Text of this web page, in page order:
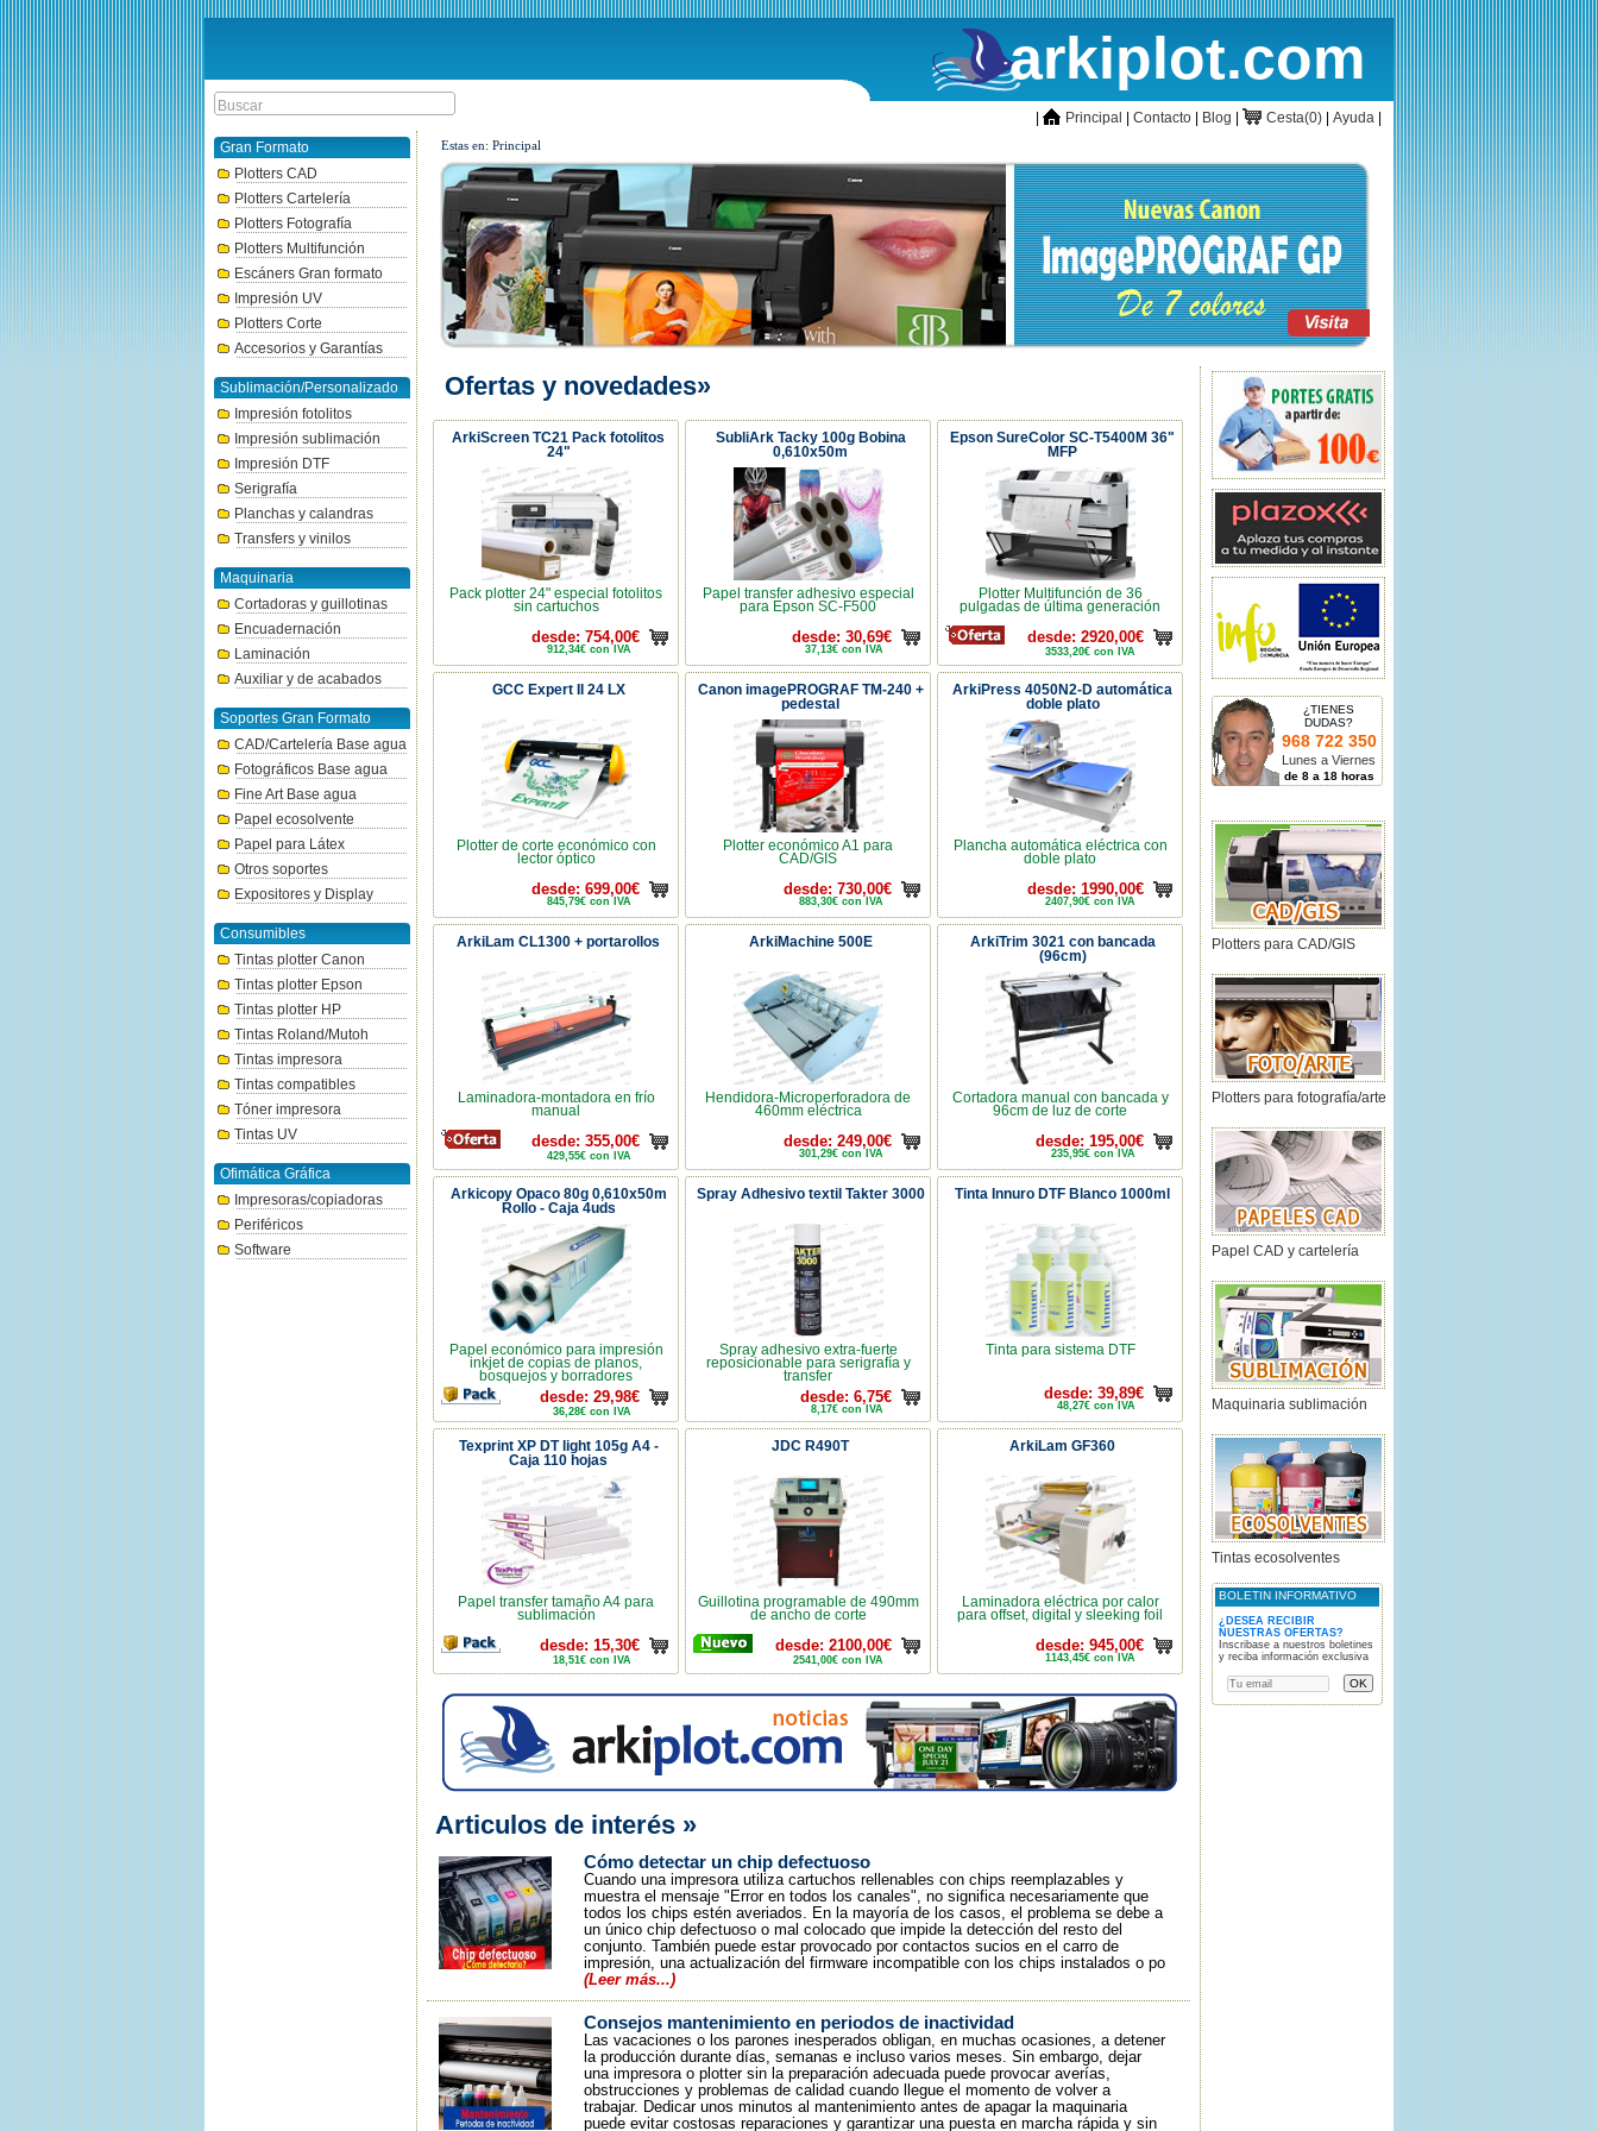
arkiplot.com
inicioPrincipal Contacto Blog CestaCesta(0) Ayuda
Gran Formato
Plotters CAD
Plotters Cartelería
Plotters Fotografía
Plotters Multifunción
Escáners Gran formato
Impresión UV
Plotters Corte
Accesorios y Garantías
Sublimación/Personalizado
Impresión fotolitos
Impresión sublimación
Impresión DTF
Serigrafía
Planchas y calandras
Transfers y vinilos
Maquinaria
Cortadoras y guillotinas
Encuadernación
Laminación
Auxiliar y de acabados
Soportes Gran Formato
CAD/Cartelería Base agua
Fotográficos Base agua
Fine Art Base agua
Papel ecosolvente
Papel para Látex
Otros soportes
Expositores y Display
Consumibles
Tintas plotter Canon
Tintas plotter Epson
Tintas plotter HP
Tintas Roland/Mutoh
Tintas impresora
Tintas compatibles
Tóner impresora
Tintas UV
Ofimática Gráfica
Impresoras/copiadoras
Periféricos
Software
Estas en: Principal
Ofertas y novedades»
ArkiScreen TC21 Pack fotolitos
24"
Pack plotter 24" especial fotolitos
sin cartuchos
desde: 754,00€
912,34€ con IVA
SubliArk Tacky 100g Bobina
0,610x50m
Papel transfer adhesivo especial
para Epson SC-F500
desde: 30,69€
37,13€ con IVA
Epson SureColor SC-T5400M 36"
MFP
Plotter Multifunción de 36
pulgadas de última generación
desde: 2920,00€
3533,20€ con IVA
GCC Expert II 24 LX
Plotter de corte económico con
lector óptico
desde: 699,00€
845,79€ con IVA
Canon imagePROGRAF TM-240 +
pedestal
Plotter económico A1 para
CAD/GIS
desde: 730,00€
883,30€ con IVA
ArkiPress 4050N2-D automática
doble plato
Plancha automática eléctrica con
doble plato
desde: 1990,00€
2407,90€ con IVA
ArkiLam CL1300 + portarollos
Laminadora-montadora en frío
manual
desde: 355,00€
429,55€ con IVA
ArkiMachine 500E
Hendidora-Microperforadora de
460mm eléctrica
desde: 249,00€
301,29€ con IVA
ArkiTrim 3021 con bancada
(96cm)
Cortadora manual con bancada y
96cm de luz de corte
desde: 195,00€
235,95€ con IVA
Arkicopy Opaco 80g 0,610x50m
Rollo - Caja 4uds
Papel económico para impresión
inkjet de copias de planos,
bosquejos y borradores
desde: 29,98€
36,28€ con IVA
Spray Adhesivo textil Takter 3000
Spray adhesivo extra-fuerte
reposicionable para serigrafía y
transfer
desde: 6,75€
8,17€ con IVA
Tinta Innuro DTF Blanco 1000ml
Tinta para sistema DTF
desde: 39,89€
48,27€ con IVA
Texprint XP DT light 105g A4 -
Caja 110 hojas
Papel transfer tamaño A4 para
sublimación
desde: 15,30€
18,51€ con IVA
JDC R490T
Guillotina programable de 490mm
de ancho de corte
desde: 2100,00€
2541,00€ con IVA
ArkiLam GF360
Laminadora eléctrica por calor
para offset, digital y sleeking foil
desde: 945,00€
1143,45€ con IVA
Articulos de interés »
Cómo detectar un chip defectuoso
Cuando una impresora utiliza cartuchos rellenables con chips reemplazables y
muestra el mensaje "Error en todos los canales", no significa necesariamente que
todos los chips estén averiados. En la mayoría de los casos, el problema se debe a
un único chip defectuoso o mal colocado que impide la detección del resto del
conjunto. También puede estar provocado por contactos sucios en el carro de
impresión, una actualización del firmware incompatible con los chips instalados o po
(Leer más...)
Consejos mantenimiento en periodos de inactividad
Las vacaciones o los parones inesperados obligan, en muchas ocasiones, a detener
la producción durante días, semanas e incluso varios meses. Sin embargo, dejar
una impresora o plotter sin la preparación adecuada puede provocar averías,
obstrucciones y problemas de calidad cuando llegue el momento de volver a
trabajar. Dedicar unos minutos al mantenimiento antes de apagar la maquinaria
puede evitar costosas reparaciones y garantizar una puesta en marcha rápida y sin
¿TIENES
DUDAS?
968 722 350
Lunes a Viernes
de 8 a 18 horas
Plotters para CAD/GIS
Plotters para fotografía/arte
Papel CAD y cartelería
Maquinaria sublimación
Tintas ecosolventes
BOLETIN INFORMATIVO
¿DESEA RECIBIR
NUESTRAS OFERTAS?
Inscribase a nuestros boletines
y reciba información exclusiva